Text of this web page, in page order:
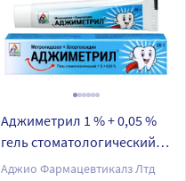
Аджиметрил 1 % + 0,05 %
гель стоматологический
20 гр
Аджио Фармацевтикалз Лтд